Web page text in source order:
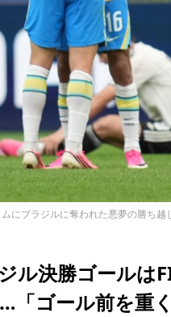
にブラジルに奪われた悪夢の勝ち
ル決勝ゴールは
「ゴール前を重